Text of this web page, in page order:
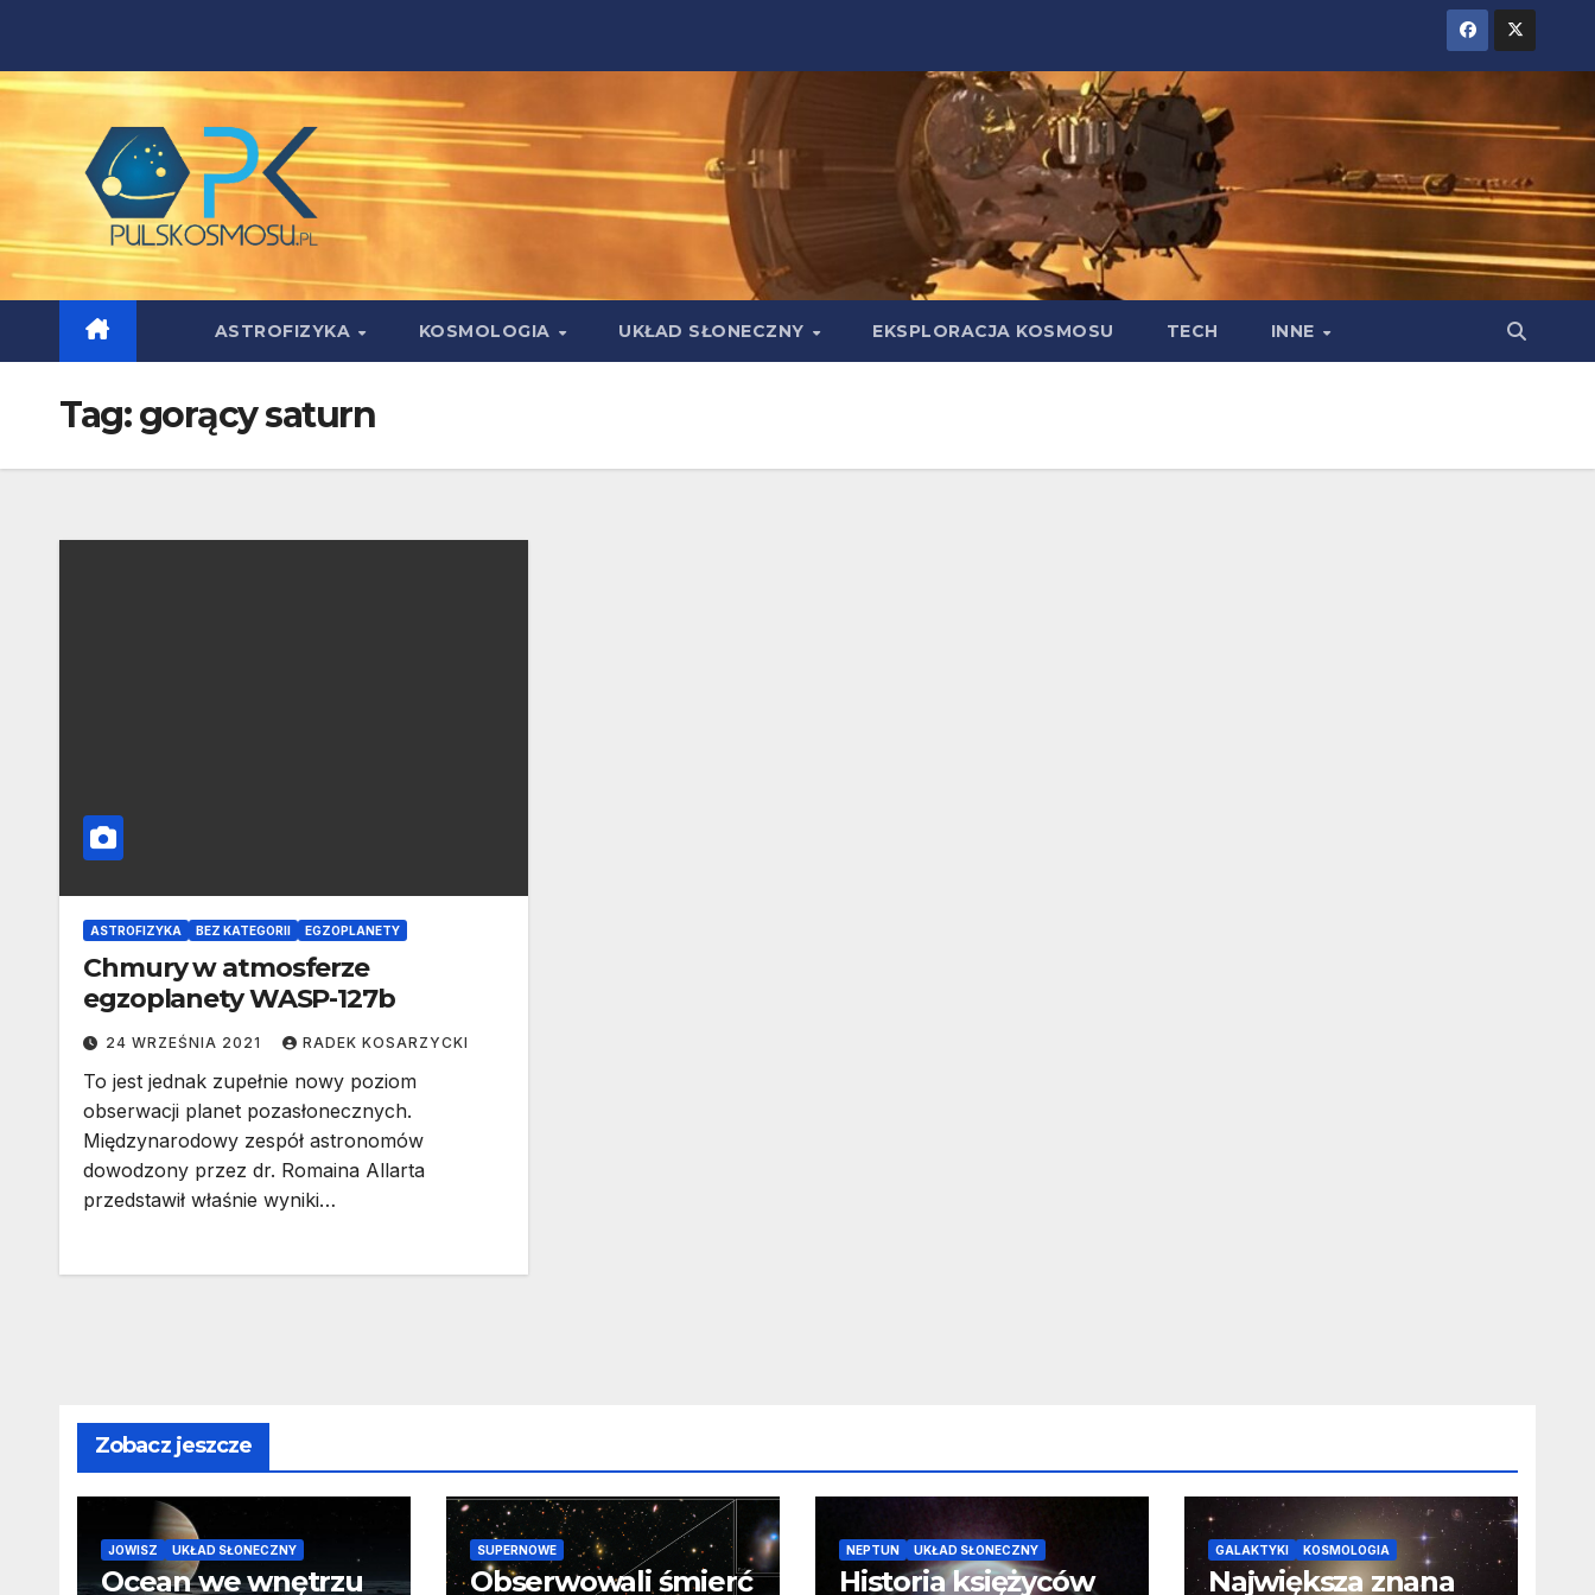
content
ASTROFIZYKA KOSMOLOGIA UKŁAD SŁONECZNY EKSPLORACJA KOSMOSU TECH INNE
Tag:gorący saturn
ASTROFIZYKA BEZ KATEGORII EGZOPLANETY
Chmury w atmosferze
egzoplanety WASP-127b
24 WRZEŚNIA 2021 RADEK KOSARZYCKI
To jest jednak zupełnie nowy poziom
obserwacji planet pozasłonecznych.
Międzynarodowy zespół astronomów
dowodzony przez dr. Romaina Allarta
przedstawił właśnie wyniki…
Zobacz jeszcze
JOWISZ UKŁAD SŁONECZNY
Ocean we wnętrzu
SUPERNOWE
Obserwowali śmierć
NEPTUN UKŁAD SŁONECZNY
Historia księżyców
GALAKTYKI KOSMOLOGIA
Największa znana